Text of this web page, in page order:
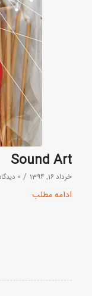
Sound Art
خرداد 16, 1394 / 0 دیدگاه
ادامه مطلب